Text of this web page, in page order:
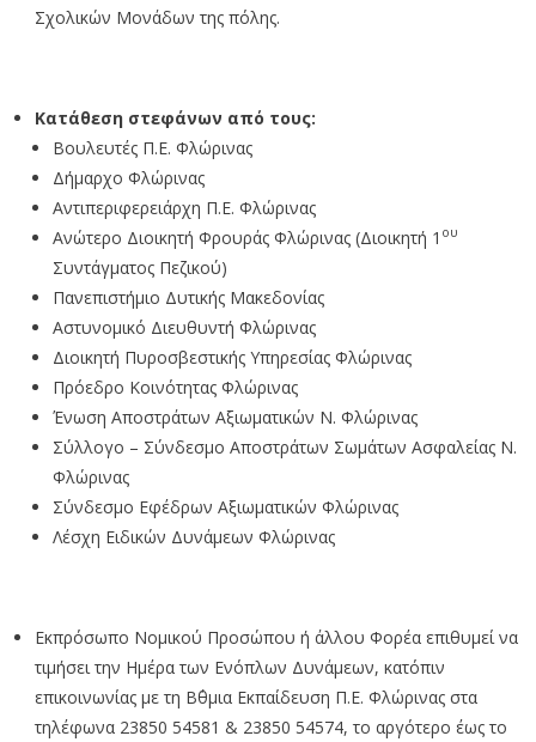
Σχολικών Μονάδων της πόλης.
Κατάθεση στεφάνων από τους:
Βουλευτές Π.Ε. Φλώρινας
Δήμαρχο Φλώρινας
Αντιπεριφερειάρχη Π.Ε. Φλώρινας
Ανώτερο Διοικητή Φρουράς Φλώρινας (Διοικητή 1 ου
Συντάγματος Πεζικού)
Πανεπιστήμιο Δυτικής Μακεδονίας
Αστυνομικό Διευθυντή Φλώρινας
Διοικητή Πυροσβεστικής Υπηρεσίας Φλώρινας
Πρόεδρο Κοινότητας Φλώρινας
Ένωση Αποστράτων Αξιωματικών Ν. Φλώρινας
Σύλλογο – Σύνδεσμο Αποστράτων Σωμάτων Ασφαλείας Ν.
Φλώρινας
Σύνδεσμο Εφέδρων Αξιωματικών Φλώρινας
Λέσχη Ειδικών Δυνάμεων Φλώρινας
Εκπρόσωπο Νομικού Προσώπου ή άλλου Φορέα επιθυμεί να
τιμήσει την Ημέρα των Ενόπλων Δυνάμεων, κατόπιν
επικοινωνίας με τη Β΄θμια Εκπαίδευση Π.Ε. Φλώρινας στα
τηλέφωνα 23850 54581 & 23850 54574, το αργότερο έως το